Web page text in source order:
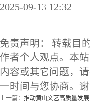
2025-09-13 12:32
免责声明： 转载目
作者个人观点。本
内容或其它问题，
一时间与您协商。谢
上一篇： 推动黄山文艺高质量发